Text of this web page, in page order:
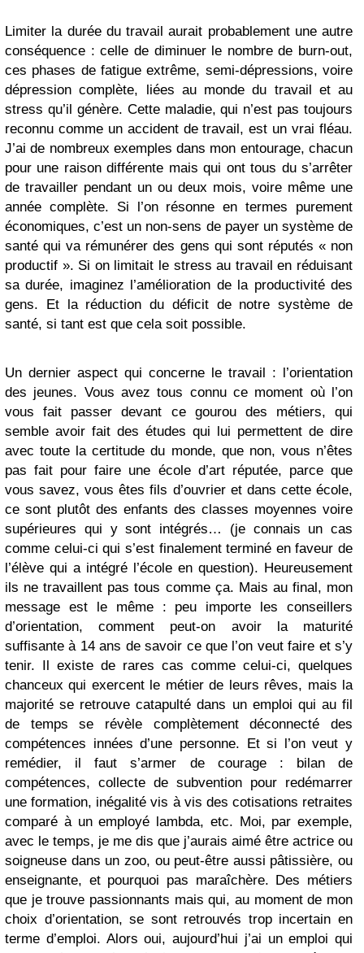
Limiter la durée du travail aurait probablement une autre
conséquence : celle de diminuer le nombre de burn-out,
ces phases de fatigue extrême, semi-dépressions, voire
dépression complète, liées au monde du travail et au
stress qu’il génère. Cette maladie, qui n’est pas toujours
reconnu comme un accident de travail, est un vrai fléau.
J’ai de nombreux exemples dans mon entourage, chacun
pour une raison différente mais qui ont tous du s’arrêter
de travailler pendant un ou deux mois, voire même une
année complète. Si l’on résonne en termes purement
économiques, c’est un non-sens de payer un système de
santé qui va rémunérer des gens qui sont réputés « non
productif ». Si on limitait le stress au travail en réduisant
sa durée, imaginez l’amélioration de la productivité des
gens. Et la réduction du déficit de notre système de
santé, si tant est que cela soit possible.
Un dernier aspect qui concerne le travail : l’orientation
des jeunes. Vous avez tous connu ce moment où l’on
vous fait passer devant ce gourou des métiers, qui
semble avoir fait des études qui lui permettent de dire
avec toute la certitude du monde, que non, vous n’êtes
pas fait pour faire une école d’art réputée, parce que
vous savez, vous êtes fils d’ouvrier et dans cette école,
ce sont plutôt des enfants des classes moyennes voire
supérieures qui y sont intégrés… (je connais un cas
comme celui-ci qui s’est finalement terminé en faveur de
l’élève qui a intégré l’école en question). Heureusement
ils ne travaillent pas tous comme ça. Mais au final, mon
message est le même : peu importe les conseillers
d’orientation, comment peut-on avoir la maturité
suffisante à 14 ans de savoir ce que l’on veut faire et s’y
tenir. Il existe de rares cas comme celui-ci, quelques
chanceux qui exercent le métier de leurs rêves, mais la
majorité se retrouve catapulté dans un emploi qui au fil
de temps se révèle complètement déconnecté des
compétences innées d’une personne. Et si l’on veut y
remédier, il faut s’armer de courage : bilan de
compétences, collecte de subvention pour redémarrer
une formation, inégalité vis à vis des cotisations retraites
comparé à un employé lambda, etc. Moi, par exemple,
avec le temps, je me dis que j’aurais aimé être actrice ou
soigneuse dans un zoo, ou peut-être aussi pâtissière, ou
enseignante, et pourquoi pas maraîchère. Des métiers
que je trouve passionnants mais qui, au moment de mon
choix d’orientation, se sont retrouvés trop incertain en
terme d’emploi. Alors oui, aujourd’hui j’ai un emploi qui